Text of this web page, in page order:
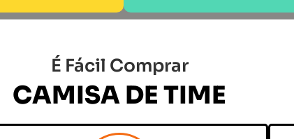
É Fácil Comprar
CAMISA DE TIME